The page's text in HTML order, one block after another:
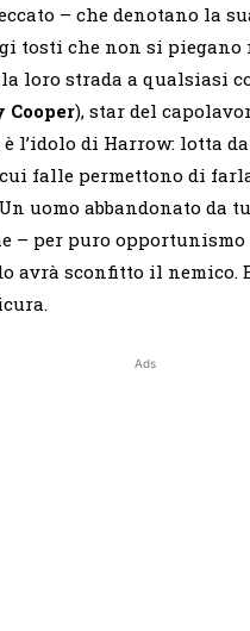
– che denotano la
tosti che non si piegano
loro strada a qualsiasi
Cooper), star del
l’idolo di Harrow: lotta
falle permettono di
uomo abbandonato da
– per puro
avrà sconfitto il nemico.
Ads